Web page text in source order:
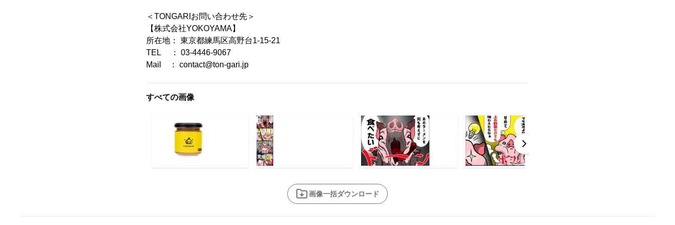
＜TONGARIお問い合わせ先＞
【株式会社YOKOYAMA】
所在地： 東京都練馬区高野台1-15-21
TEL ： 03-4446-9067
Mail ： contact@ton-gari.jp
すべての画像
画像一括ダウンロード